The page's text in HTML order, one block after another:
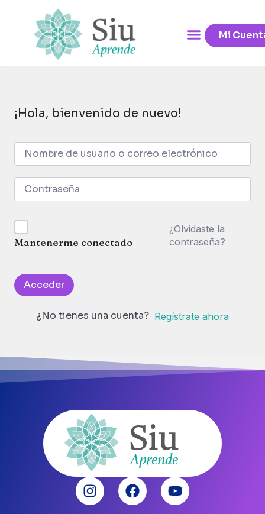
Mi
¡Hola, bienvenido de nuevo!
Mantenerme conectado
¿Olvidaste la
contraseña?
Acceder
¿No tienes una cuenta? Regístrate ahora